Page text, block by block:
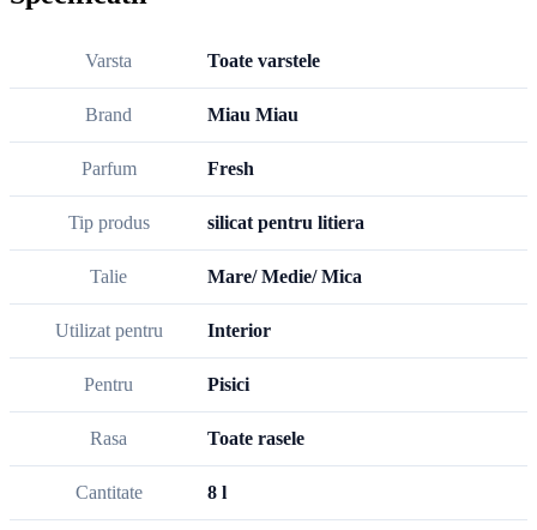
Varsta Toate varstele
Brand Miau Miau
Parfum Fresh
Tip produs silicat pentru litiera
Talie Mare/ Medie/ Mica
Utilizat pentru Interior
Pentru Pisici
Rasa Toate rasele
Cantitate 8 l